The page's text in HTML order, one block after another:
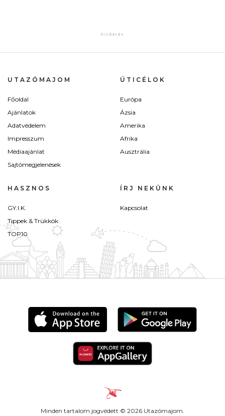
UTAZÓMAJOM
Főoldal
Ajánlatok
Adatvédelem
Impresszum
Médiaajánlat
Sajtómegjelenések
ÚTICÉLOK
Európa
Ázsia
Amerika
Afrika
Ausztrália
HASZNOS
GY.I.K.
Tippek & Trükkök
TOP10
ÍRJ NEKÜNK
Kapcsolat
Minden tartalom jogvédett © 2026 Utazómajom.